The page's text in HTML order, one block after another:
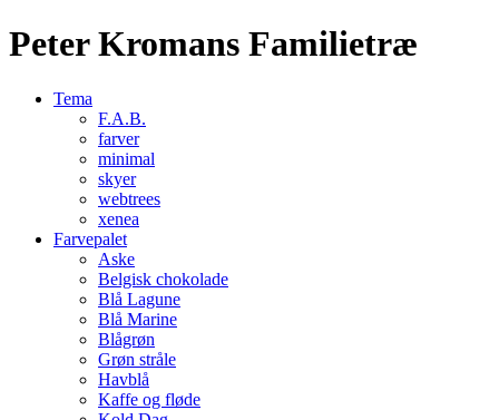
Peter Kromans Familietræ
Tema
F.A.B.
farver
minimal
skyer
webtrees
xenea
Farvepalet
Aske
Belgisk chokolade
Blå Lagune
Blå Marine
Blågrøn
Grøn stråle
Havblå
Kaffe og fløde